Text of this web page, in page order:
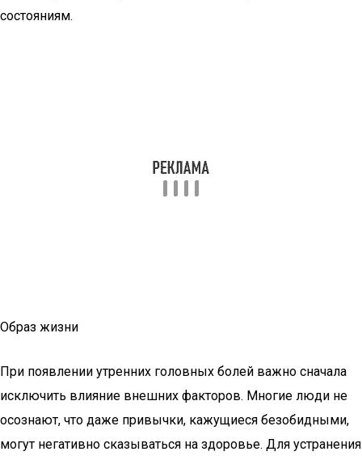
состояниям.
Образ жизни
При появлении утренних головных болей важно сначала
исключить влияние внешних факторов. Многие люди не
осознают, что даже привычки, кажущиеся безобидными,
могут негативно сказываться на здоровье. Для устранения